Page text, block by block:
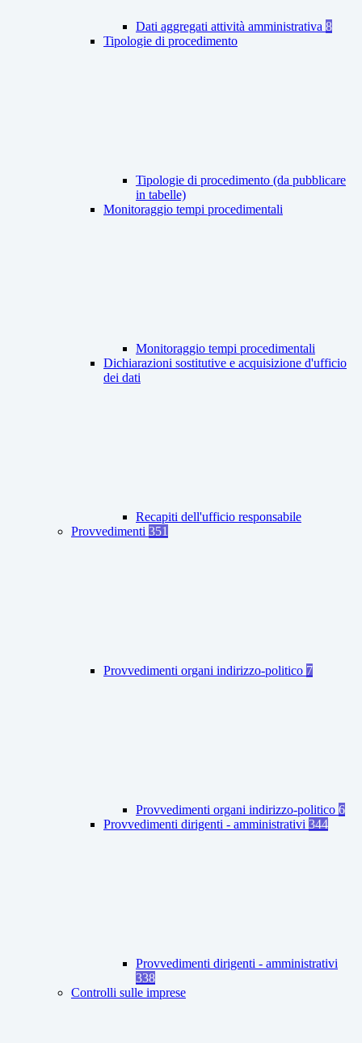
Dati aggregati attività amministrativa 8
Tipologie di procedimento
Tipologie di procedimento (da pubblicare
in tabelle)
Monitoraggio tempi procedimentali
Monitoraggio tempi procedimentali
Dichiarazioni sostitutive e acquisizione d'ufficio
dei dati
Recapiti dell'ufficio responsabile
Provvedimenti 351
Provvedimenti organi indirizzo-politico 7
Provvedimenti organi indirizzo-politico 6
Provvedimenti dirigenti - amministrativi 344
Provvedimenti dirigenti - amministrativi
338
Controlli sulle imprese